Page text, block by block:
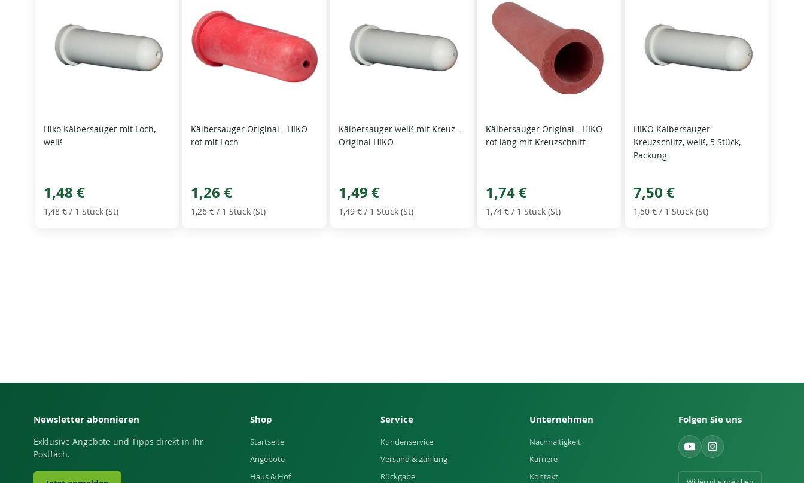
Hiko Kälbersauger mit Loch,
weiß
1,48 €
1,48 € / 1 Stück (St)
Kälbersauger Original - HIKO
rot mit Loch
1,26 €
1,26 € / 1 Stück (St)
Kälbersauger weiß mit Kreuz -
Original HIKO
1,49 €
1,49 €/ 1 Stück (St)
Kälbersauger Original - HIKO
rot lang mit Kreuzschnitt
1,74 €
1,74 € / 1 Stück (St)
HIKO Kälbersauger
Kreuzschlitz, weiß, 5 Stück,
Packung
7,50 €
1,50 €/ 1 Stück (St)
Newsletter abonnieren
Exklusive Angebote und Tipps direkt in Ihr
Postfach.
Shop
Startseite
Angebote
Haus & Hof
Service
Kundenservice
Versand & Zahlung
Rückgabe
Unternehmen
Nachhaltigkeit
Karriere
Kontakt
Folgen Sie uns